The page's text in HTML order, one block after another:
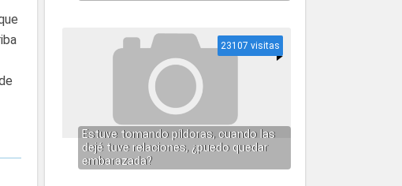
Estuve tomando píldoras, cuando las
dejé tuve relaciones, ¿puedo quedar
embarazada?
23107 visitas